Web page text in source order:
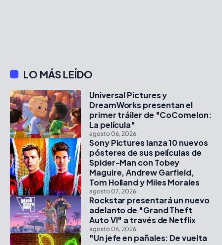
LO MÁS LEÍDO
Universal Pictures y
DreamWorks presentan el
primer tráiler de "CoComelon:
La película"
agosto 06, 2026
Sony Pictures lanza 10 nuevos
pósteres de sus películas de
Spider-Man con Tobey
Maguire, Andrew Garfield,
Tom Holland y Miles Morales
agosto 07, 2026
Rockstar presentará un nuevo
adelanto de "Grand Theft
Auto VI" a través de Netflix
agosto 06, 2026
"Un jefe en pañales: De vuelta